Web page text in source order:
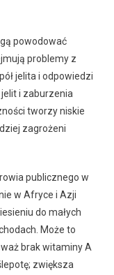
powodować
problemy z
jelita i odpowiedzi
i zaburzenia
tworzy niskie
zagrożeni
publicznego w
w Afryce i Azji
do małych
Może to
brak witaminy A
zwiększa